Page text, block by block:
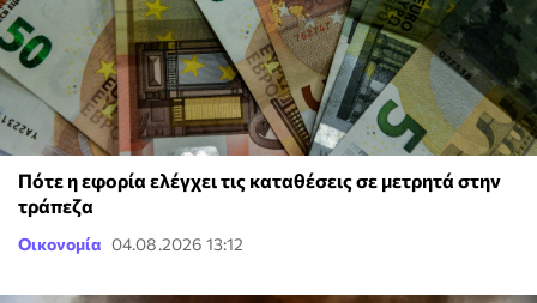
Πότε η εφορία ελέγχει τις καταθέσεις σε μετρητά στην
τράπεζα
Οικονομία 04.08.2026 13:12